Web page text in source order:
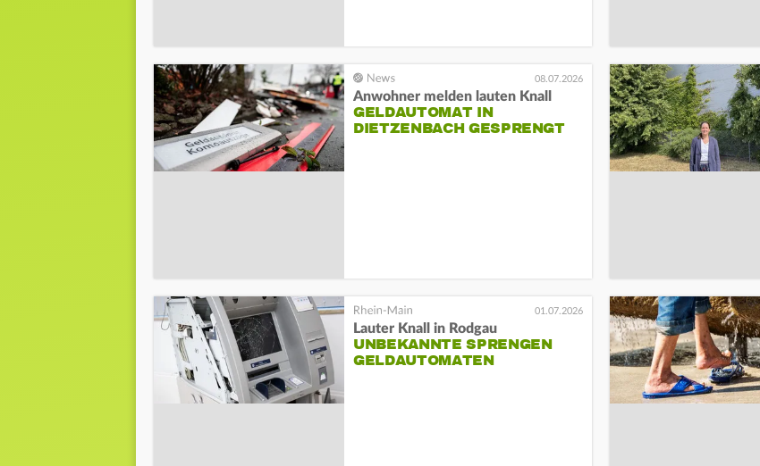
08.07.2026
Anwohner melden lauten Knall
GELDAUTOMAT IN
DIETZENBACH GESPRENGT
01.07.2026
Lauter Knall in Rodgau
UNBEKANNTE SPRENGEN
GELDAUTOMATEN